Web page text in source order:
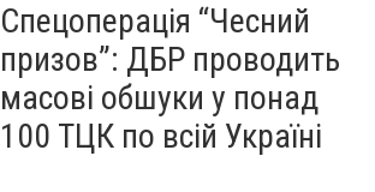
Спецоперація “Чесний
призов”: ДБР проводить
масові обшуки у понад
100 ТЦК по всій Україні